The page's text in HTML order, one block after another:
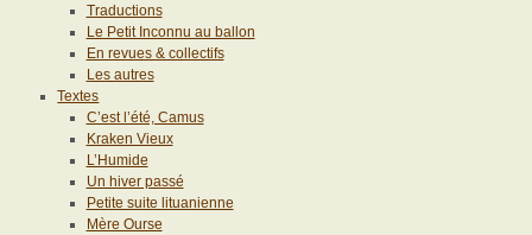
Traductions
Le Petit Inconnu au ballon
En revues & collectifs
Les autres
Textes
C’est l’été, Camus
Kraken Vieux
L’Humide
Un hiver passé
Petite suite lituanienne
Mère Ourse